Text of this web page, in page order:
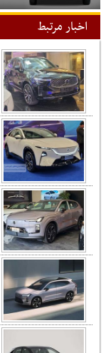
اخبار مرتبط